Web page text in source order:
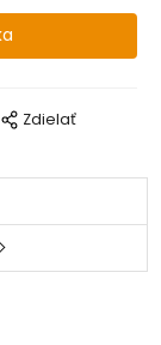
Zdielať